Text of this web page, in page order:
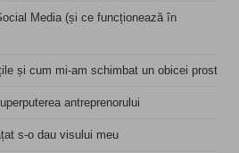
Media (și ce funcționează în
și cum mi-am schimbat un obicei prost
antreprenorului
s-o dau visului meu